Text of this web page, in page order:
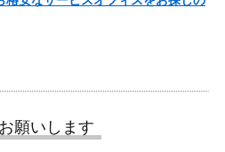
願いします